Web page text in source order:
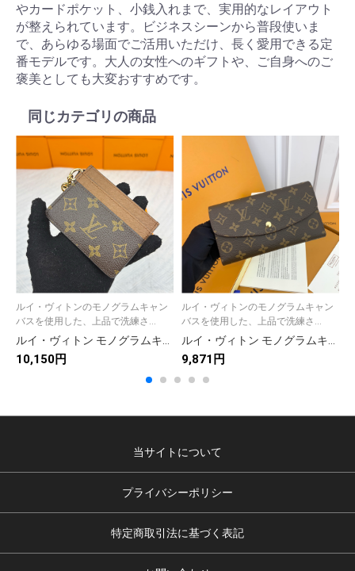
やカードポケット、小銭入れまで、実用的なレイアウト
が整えられています。ビジネスシーンから普段使いま
で、あらゆる場面でご活用いただけ、長く愛用できる定
番モデルです。大人の女性へのギフトや、ご自身へのご
褒美としても大変おすすめです。
同じカテゴリの商品
ルイ・ヴィトンのモノグラムキャン
バスを使用した、上品で洗練さ...
10,150円
ルイ・ヴィトンのモノグラムキャン
バスを使用した、上品で洗練さ...
9,871円
当サイトについて
プライバシーポリシー
特定商取引法に基づく表記